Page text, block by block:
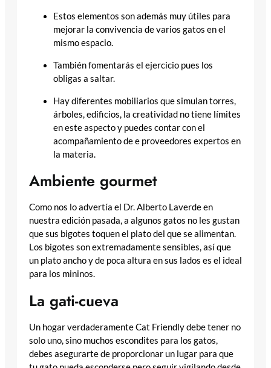
Estos elementos son además muy útiles para
mejorar la convivencia de varios gatos en el
mismo espacio.
También fomentarás el ejercicio pues los
obligas a saltar.
Hay diferentes mobiliarios que simulan torres,
árboles, edificios, la creatividad no tiene límites
en este aspecto y puedes contar con el
acompañamiento de e proveedores expertos en
la materia.
Ambiente gourmet
Como nos lo advertía el Dr. Alberto Laverde en
nuestra edición pasada, a algunos gatos no les gustan
que sus bigotes toquen el plato del que se alimentan.
Los bigotes son extremadamente sensibles, así que
un plato ancho y de poca altura en sus lados es el ideal
para los mininos.
La gati-cueva
Un hogar verdaderamente Cat Friendly debe tener no
solo uno, sino muchos escondites para los gatos,
debes asegurarte de proporcionar un lugar para que